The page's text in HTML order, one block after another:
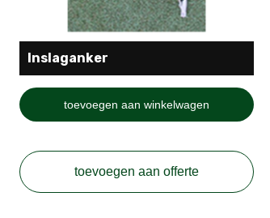
Inslaganker
toevoegen aan winkelwagen
toevoegen aan offerte